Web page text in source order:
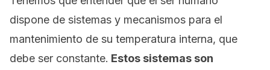
dispone de sistemas y mecanismos para el
mantenimiento de su temperatura interna, que
debe ser constante. Estos sistemas son